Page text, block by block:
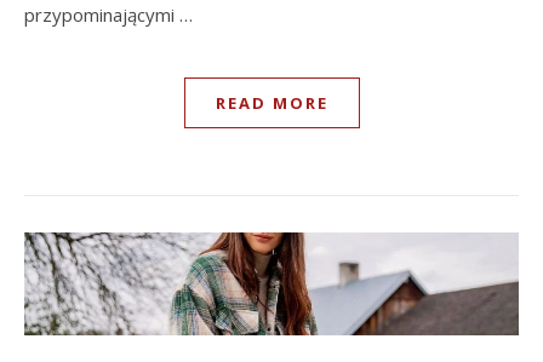
przypominającymi …
READ MORE